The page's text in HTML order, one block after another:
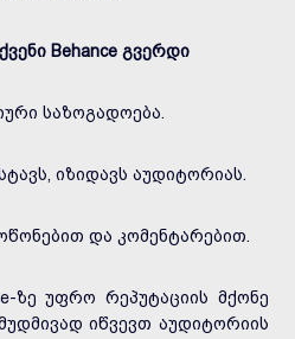
Behance გვერდი
საზოგადოება.
იზიდავს აუდიტორიას.
და კომენტარებით.
ზე უფრო რეპუტაციის მქონე
იწვევთ აუდიტორიის